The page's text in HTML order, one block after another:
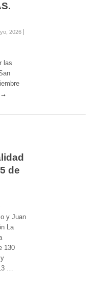
2026
las
→
de
y Juan
La
130
…